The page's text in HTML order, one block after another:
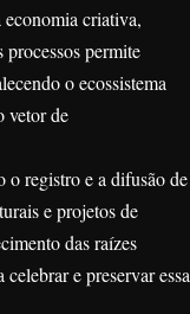
economia criativa,
permite
o ecossistema
vetor de
o registro e a difusão de
e projetos de
das raízes
e preservar essa